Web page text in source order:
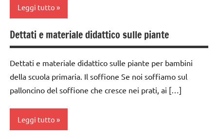
animali
ortografici
TUTTI GLI
TUTTI GLI
ARTICOLI
Leggi tutto
classe
5a
dai
6
anni
dettati /
geografia
Dettati e materiale didattico sulle piante
Dettati e materiale didattico sulle piante per bambini
della scuola primaria. Il soffione Se noi soffiamo sul
palloncino del soffione che cresce nei prati, ai […]
Leggi tutto